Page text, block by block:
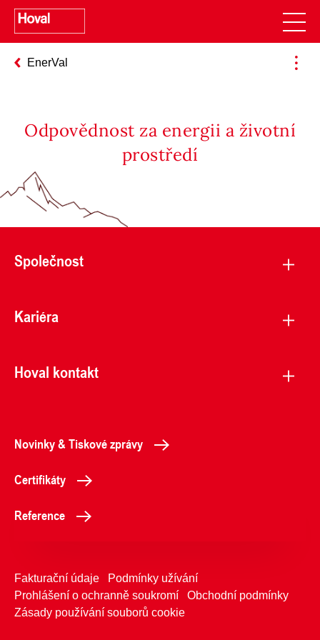
EnerVal
Odpovědnost za energii a životní
prostředí
Společnost
Kariéra
Hoval kontakt
Novinky & Tiskové zprávy
Certifikáty
Reference
Fakturační údaje
Podmínky užívání
Prohlášení o ochranně soukromí
Obchodní podmínky
Zásady používání souborů cookie